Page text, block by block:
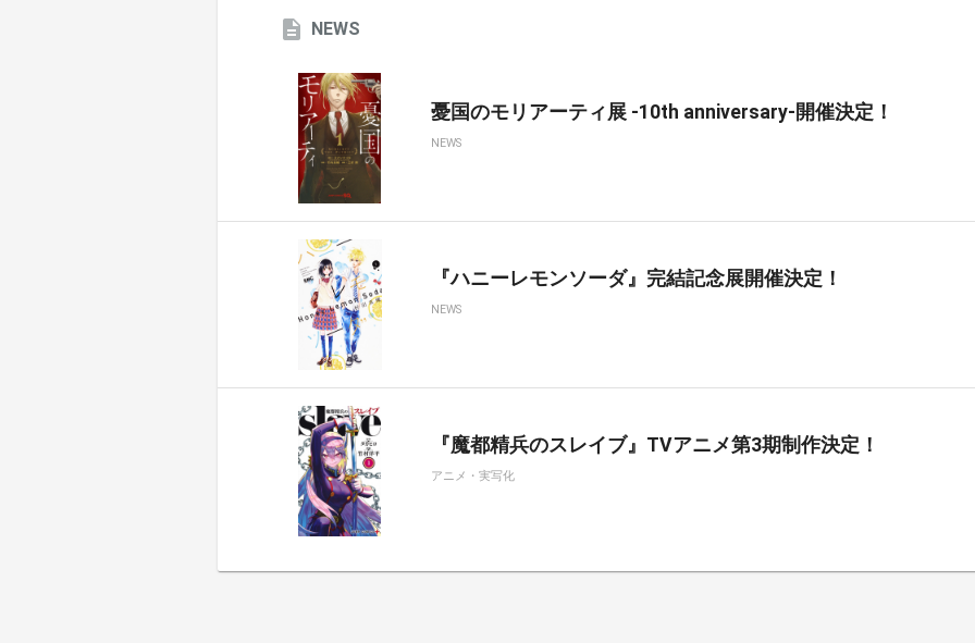
NEWS
憂国のモリアーティ展 -10th anniversary-開催決定！
NEWS
『ハニーレモンソーダ』完結記念展開催決定！
NEWS
『魔都精兵のスレイブ』TVアニメ第3期制作決定！
アニメ・実写化